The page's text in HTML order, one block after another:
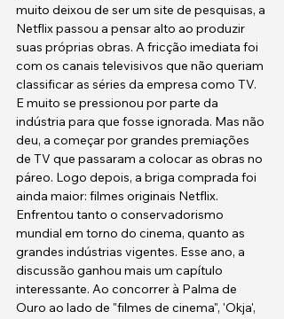
muito deixou de ser um site de pesquisas, a
Netflix passou a pensar alto ao produzir
suas próprias obras. A fricção imediata foi
com os canais televisivos que não queriam
classificar as séries da empresa como TV.
E muito se pressionou por parte da
indústria para que fosse ignorada. Mas não
deu, a começar por grandes premiações
de TV que passaram a colocar as obras no
páreo. Logo depois, a briga comprada foi
ainda maior: filmes originais Netflix.
Enfrentou tanto o conservadorismo
mundial em torno do cinema, quanto as
grandes indústrias vigentes. Esse ano, a
discussão ganhou mais um capítulo
interessante. Ao concorrer à Palma de
Ouro ao lado de "filmes de cinema", 'Okja',